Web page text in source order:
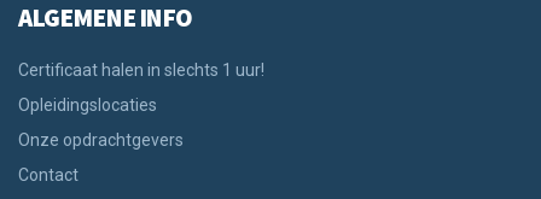
ALGEMENE INFO
Certificaat halen in slechts 1 uur!
Opleidingslocaties
Onze opdrachtgevers
Contact